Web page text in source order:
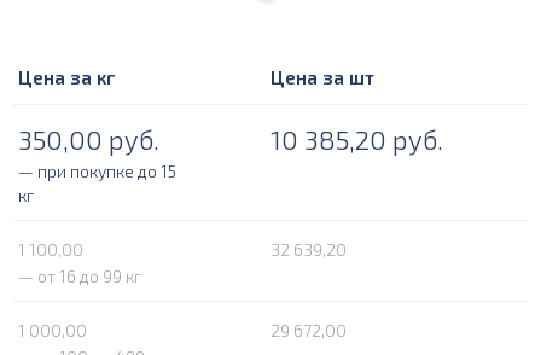
Цена за кг Цена за шт
350,00 руб. 10 385,20 руб.
— при покупке до 15
кг
1 100,00
32 639,20
— от 16 до 99 кг
1 000,00
29 672,00